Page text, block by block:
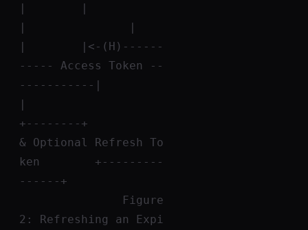
|        |
|               |
|        |<-(H)------
----- Access Token --
-----------|
|
+--------+
& Optional Refresh To
ken        +---------
------+
2: Refreshing an Expi